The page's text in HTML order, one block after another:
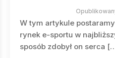
W tym artykule
rynek e-sportu w
sposób zdobył on serca